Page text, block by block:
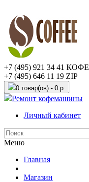
+7 (495) 921 34 41 КОФЕ
+7 (495) 646 11 19 ZIP
0 товар(ов) - 0 р.
Ремонт кофемашины
Личный кабинет
Меню
Главная
Магазин